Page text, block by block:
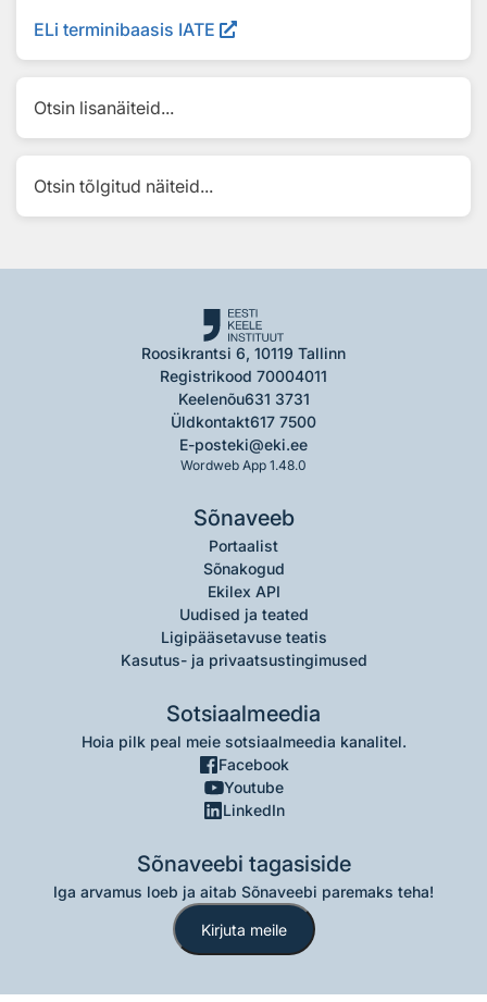
ELi terminibaasis IATE
Otsin lisanäiteid...
Otsin tõlgitud näiteid...
Roosikrantsi 6, 10119 Tallinn
Registrikood 70004011
Keelenõu631 3731
Üldkontakt617 7500
E-posteki@eki.ee
Wordweb App 1.48.0
Sõnaveeb
Portaalist
Sõnakogud
Ekilex API
Uudised ja teated
Ligipääsetavuse teatis
Kasutus- ja privaatsustingimused
Sotsiaalmeedia
Hoia pilk peal meie sotsiaalmeedia kanalitel.
Facebook
Youtube
LinkedIn
Sõnaveebi tagasiside
Iga arvamus loeb ja aitab Sõnaveebi paremaks teha!
Kirjuta meile